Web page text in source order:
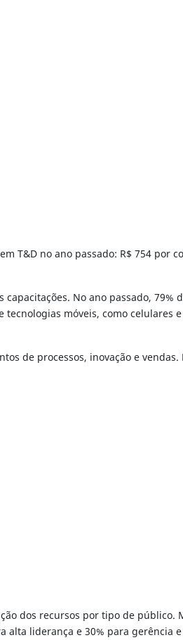
no ano passado: R$ 754 por
No ano passado,
móveis, como celulares
de processos, inovação e
dos recursos por tipo de
liderança e 30% para